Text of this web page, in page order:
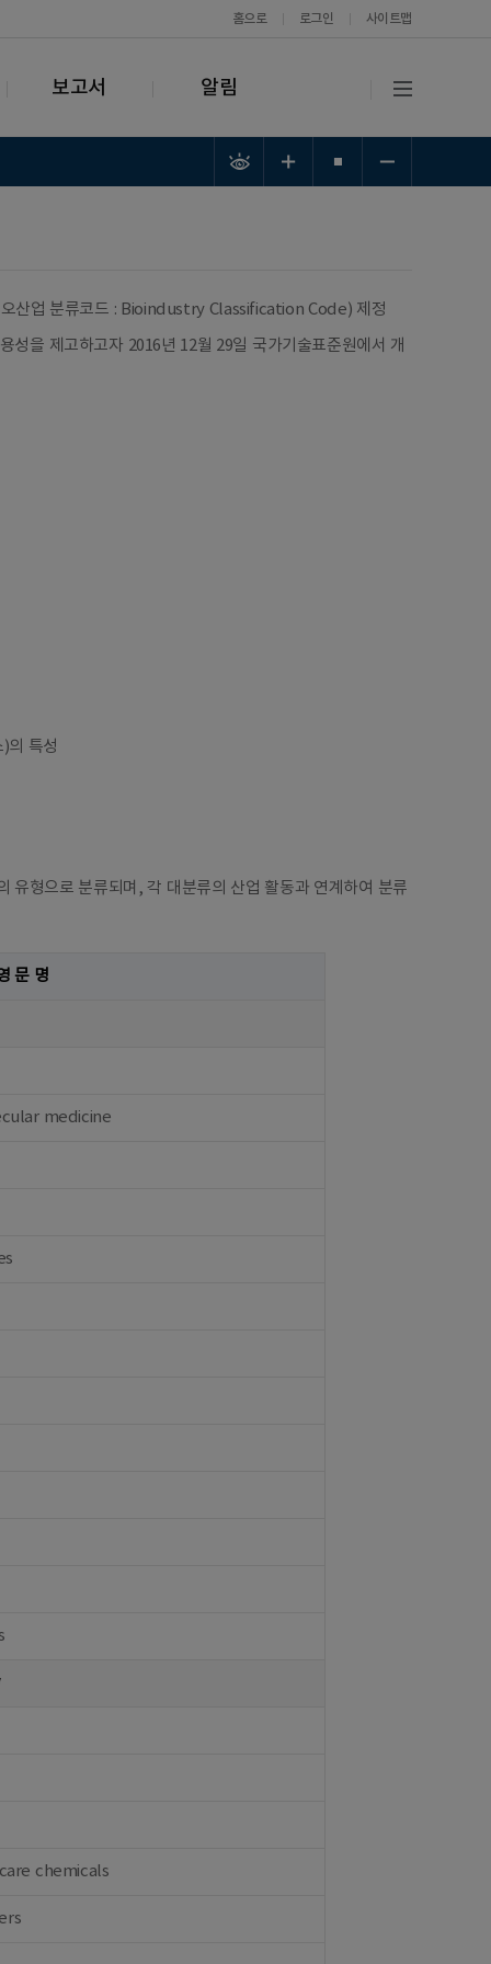
홈으로 로그인 사이트맵
보고서 알림
산업 분류코드 : Bioindustry Classification Code) 제정
성을 제고하고자 2016년 12월 29일 국가기술표준원에서 개
의 특성
유형으로 분류되며, 각 대분류의 산업 활동과 연계하여 분류
문 명
medicine
chemicals